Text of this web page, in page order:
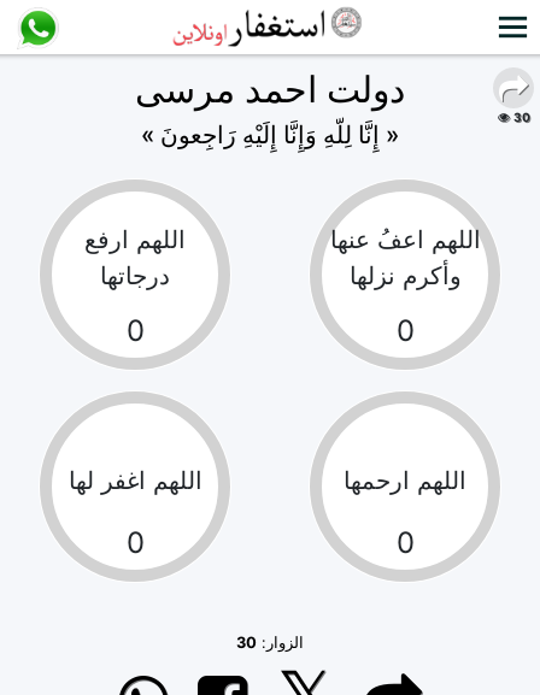
دولت احمد مرسى
« إِنَّا لِلّهِ وَإِنَّا إِلَيْهِ رَاجِعونَ »
اللهم ارفع
درجاتها
0
اللهم اعفُ عنها
وأكرم نزلها
0
اللهم اغفر لها
0
اللهم ارحمها
0
الزوار: 30
30